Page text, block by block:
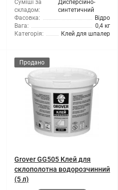
Суміші за
складом:
Дисперсійно-
синтетичний
Фасовка:
Відро
Вага:
0,4 кг
Категорія:
Клей для шпалер
Продано
Grover GG505 Клей для
склополотна водорозчинний
(5 л)